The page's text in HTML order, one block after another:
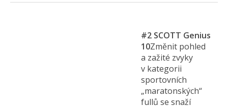
#2 SCOTT Genius
10Změnit pohled
a zažité zvyky
v kategorii
sportovních
„maratonských“
fullů se snaží